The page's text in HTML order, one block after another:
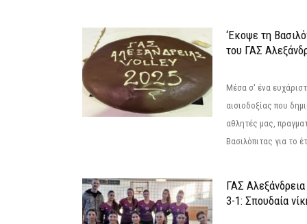
‘Εκοψε τη
του ΓΑΣ
Μέσα σ' ένα
αισιοδοξίας που
αθλητές μας,
Βασιλόπιτας για το
ΓΑΣ
3-1: Σπουδαία